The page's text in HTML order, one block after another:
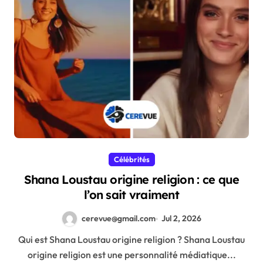
Célébrités
Shana Loustau origine religion : ce que
l’on sait vraiment
cerevue@gmail.com Jul 2, 2026
Qui est Shana Loustau origine religion ? Shana Loustau
origine religion est une personnalité médiatique...